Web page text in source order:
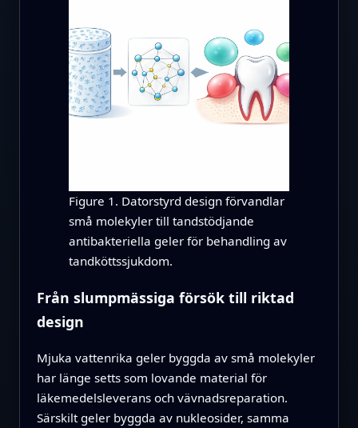
Figure 1. Datorstyrd design förvandlar
små molekyler till tandstödjande
antibakteriella geler för behandling av
tandköttssjukdom.
Från slumpmässiga försök till riktad
design
Mjuka vattenrika geler byggda av små molekyler
har länge setts som lovande material för
läkemedelsleverans och vävnadsreparation.
Särskilt geler byggda av nukleosider, samma